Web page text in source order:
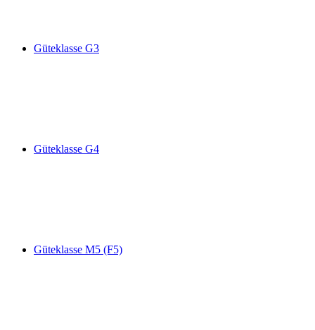
Güteklasse G3
Güteklasse G4
Güteklasse M5 (F5)